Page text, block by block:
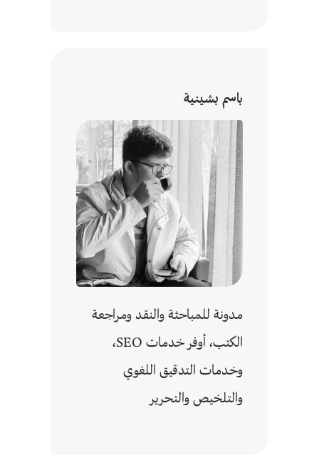
باسم بشينية
مدونة للمباحثة والنقد ومراجعة
الكتب، أوفر خدمات SEO،
وخدمات التدقيق اللغوي
والتلخيص والتحرير